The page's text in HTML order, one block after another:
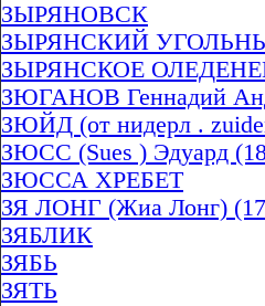
ЗЫРЯНОВСК
ЗЫРЯНСКИЙ
ЗЫРЯНСКОЕ
ЗЮГАНОВ Геннадий
ЗЮЙД (от нидерл .
ЗЮСС (Sues ) Эдуард
ЗЮССА ХРЕБЕТ
ЗЯ ЛОНГ (Жиа Лонг)
ЗЯБЛИК
ЗЯБЬ
ЗЯТЬ